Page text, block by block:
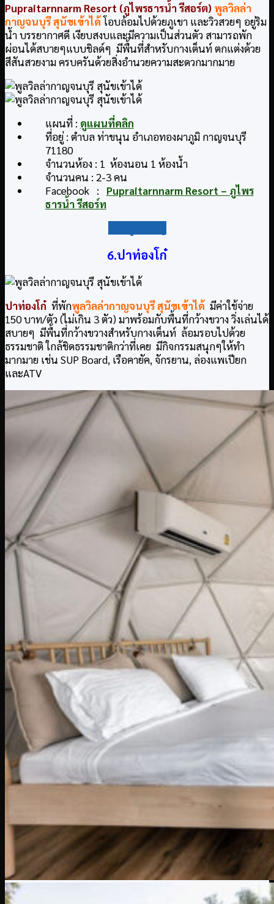
Pupraitarnnarm Resort (ภูไพรธารน้ำ รีสอร์ต) พูลวิลล่า
กาญจนบุรี สุนัขเข้าได้โอบล้อมไปด้วยภูเขา และวิวสวยๆ อยู่ริม
น้ำ บรรยากาศดี เงียบสงบและมีความเป็นส่วนตัว สามารถพัก
ผ่อนได้สบายๆแบบชิลด์ๆ มีพื้นที่สำหรับกางเต็นท์ ตกแต่งด้วย
สีสันสวยงาม ครบครันด้วยสิ่งอำนวยความสะดวกมากมาย
แผนที่ : ดูแผนที่คลิก
ที่อยู่ : ตำบล ท่าขนุน อำเภอทองผาภูมิ กาญจนบุรี
71180
จำนวนห้อง : 1 ห้องนอน 1 ห้องน้ำ
จำนวนคน : 2-3 คน
Facebook :
Pupraitarnnarm Resort – ภูไพร
ธารน้ำ รีสอร์ท
6.ปาท่องโก๋
ปาท่องโก๋ ที่พักพูลวิลล่ากาญจนบุรี สุนัขเข้าได้ มีค่าใช้จ่าย
150 บาท/ตัว (ไม่เกิน 3 ตัว) มาพร้อมกับพื้นที่กว้างขวาง วิ่งเล่นได้
สบายๆ มีพื้นที่กว้างขวางสำหรับกางเต็นท์ ล้อมรอบไปด้วย
ธรรมชาติ ใกล้ชิดธรรมชาติกว่าที่เคย มีกิจกรรมสนุกๆให้ทำ
มากมาย เช่น SUP Board, เรือคายัค, จักรยาน, ล่องแพเปียก
และATV